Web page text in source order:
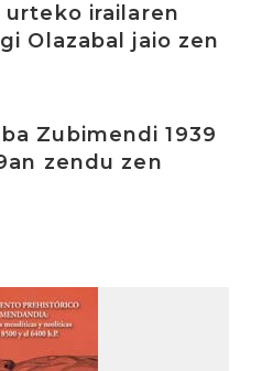
urteko irailaren
Olazabal jaio zen
Zubimendi 1939
zendu zen